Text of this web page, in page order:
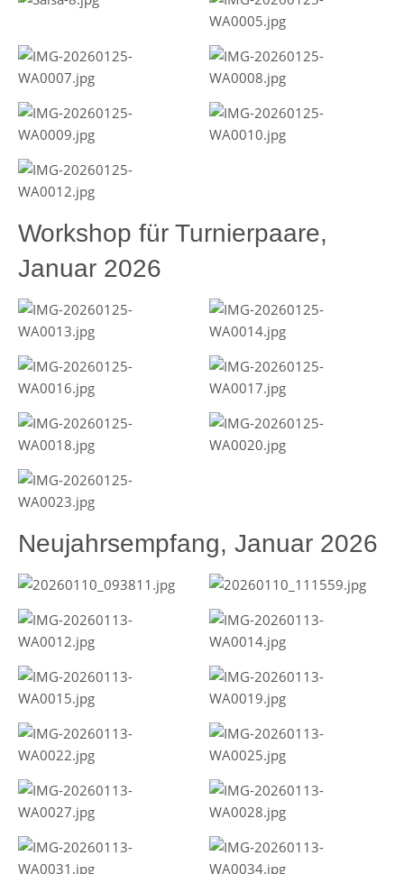
Workshop für Turnierpaare,
Januar 2026
Neujahrsempfang, Januar 2026